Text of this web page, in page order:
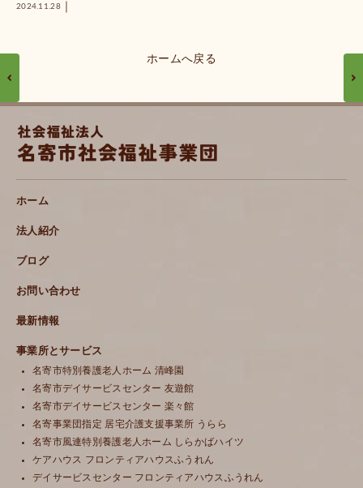
2024.11.28｜
ホームへ戻る
ホーム
法人紹介
ブログ
お問い合わせ
最新情報
事業所とサービス
名寄市特別養護老人ホーム 清峰園
名寄市デイサービスセンター 友遊館
名寄市デイサービスセンター 楽々館
名寄事業団指定 居宅介護支援事業所 うらら
名寄市風連特別養護老人ホーム しらかばハイツ
ケアハウス フロンティアハウスふうれん
デイサービスセンター フロンティアハウスふうれん